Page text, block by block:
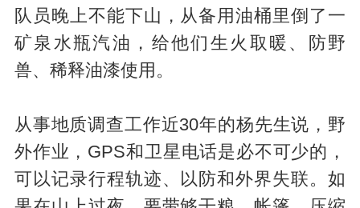
队员晚上不能下山，从备用油桶里倒了一
矿泉水瓶汽油，给他们生火取暖、防野
兽、稀释油漆使用。
从事地质调查工作近30年的杨先生说，野
外作业，GPS和卫星电话是必不可少的，
可以记录行程轨迹、以防和外界失联。如